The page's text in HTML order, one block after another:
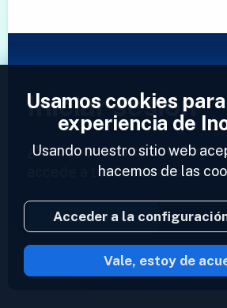
Iniciar sesión
¿Ya tienes una cuenta?
accede a tus feeds ahora.
Iniciar sesión
2023 ©
Usamos cookies
experiencia de
Usando nuestro sitio web
hacemos de las
Acceder a la
Vale, estoy de